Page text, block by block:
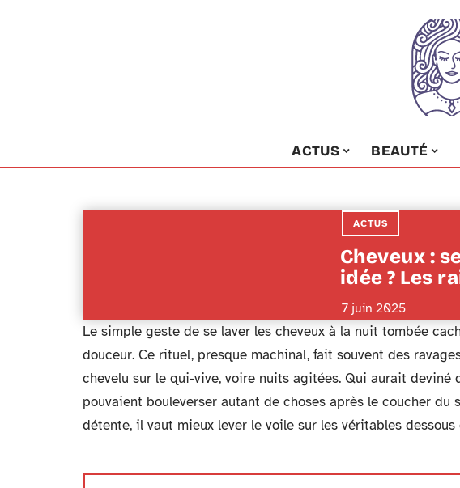
ACTUS BEAUTÉ
ACTUS
Cheveux :
idée ? Les
7 juin 2025
Le simple geste de se laver les cheveux à la nuit tombée
douceur. Ce rituel, presque machinal, fait souvent des
chevelu sur le qui-vive, voire nuits agitées. Qui aurait deviné
pouvaient bouleverser autant de choses après le coucher du
détente, il vaut mieux lever le voile sur les véritables